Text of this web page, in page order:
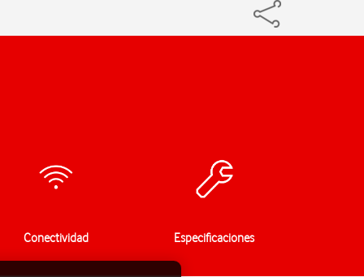
Conectividad Especificaciones